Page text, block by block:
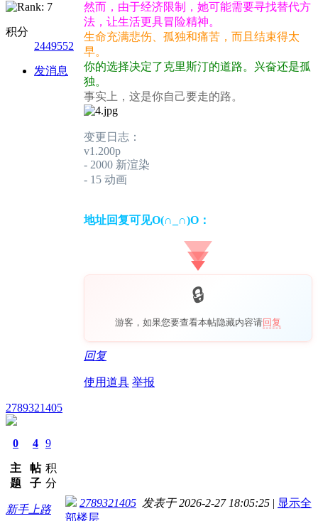
积分
2449552
发消息
然而，由于经济限制，她可能需要寻找替代方
法，让生活更具冒险精神。
生命充满悲伤、孤独和痛苦，而且结束得太
早。
你的选择决定了克里斯汀的道路。兴奋还是孤
独。
事实上，这是你自己要走的路。
变更日志：
v1.200p
- 2000 新渲染
- 15 动画
地址回复可见O(∩_∩)O：
游客，如果您要查看本帖隐藏内容请回复
回复
使用道具 举报
2789321405
0
主
题
4
帖
子
9
积
分
新手上路
2789321405 发表于 2026-2-27 18:05:25 | 显示全
部楼层